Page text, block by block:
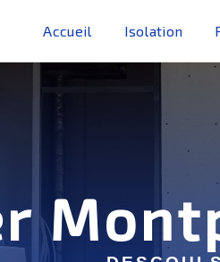
Accueil Isolation